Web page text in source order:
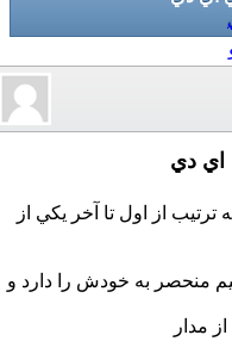
به ترتيب از اول تا آخر يكي از
منحصر به خودش را دارد و
مدار